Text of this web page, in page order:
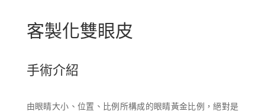
客製化雙眼皮
手術介紹
由眼睛大小、位置、比例所構成的眼睛黃金比例，絕對是